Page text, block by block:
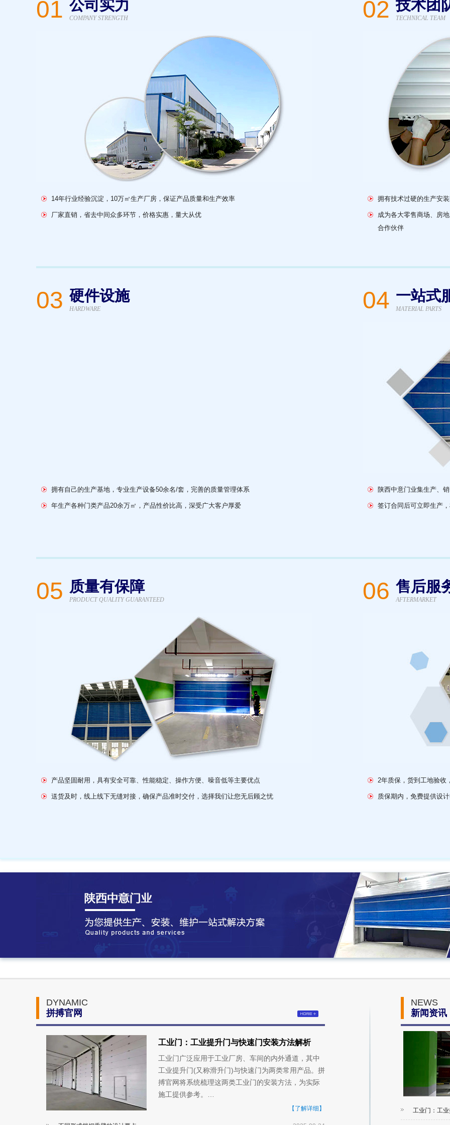
01 公司实力
COMPANY STRENGTH
14年行业经验沉淀，10万㎡生产厂房，保证产品质量和生产效率
厂家直销，省去中间众多环节，价格实惠，量大从优
02 技术团
TECHNICAL TEAM
拥有技术过硬的生产安
成为各大零售商场、房
合作伙伴
03 硬件设施
HARDWARE
拥有自己的生产基地，专业生产设备50余名/套，完善的质量管理体系
年生产各种门类产品20余万㎡，产品性价比高，深受广大客户厚爱
04 一站式
MATERIAL PARTS
陕西中意门业集生产、
签订合同后可立即生产
05 质量有保障
PRODUCT QUALITY GUARANTEED
产品坚固耐用，具有安全可靠、性能稳定、操作方便、噪音低等主要优点
送货及时，线上线下无缝对接，确保产品准时交付，选择我们让您无后顾之忧
06 售后服
AFTERMARKET
2年质保，货到工地验收
质保期内，免费提供设
DYNAMIC
拼搏官网
工业门：工业提升门与快速门安装方法解析
工业门广泛应用于工业厂房、车间的内外通道，其中
工业提升门(又称滑升门)与快速门为两类常用产品。拼
搏官网将系统梳理这两类工业门的安装方法，为实际
施工提供参考。…
【了解详细】
NEWS
新闻资讯
工业门：工